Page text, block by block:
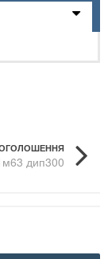
дип300